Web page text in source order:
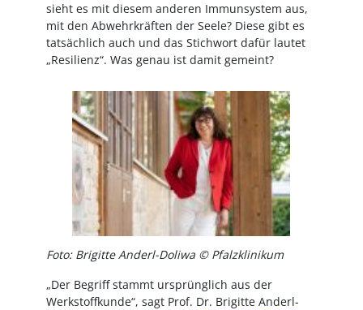
sieht es mit diesem anderen Immunsystem aus,
mit den Abwehrkräften der Seele? Diese gibt es
tatsächlich auch und das Stichwort dafür lautet
„Resilienz“. Was genau ist damit gemeint?
Image
Foto: Brigitte Anderl-Doliwa © Pfalzklinikum
„Der Begriff stammt ursprünglich aus der
Werkstoffkunde“, sagt Prof. Dr. Brigitte Anderl-